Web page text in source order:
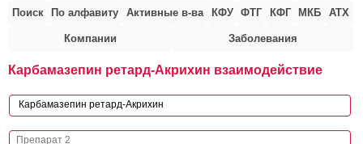
Поиск По алфавиту Активные в-ва КФУ ФТГ КФГ МКБ АТХ
Компании Заболевания
Карбамазепин ретард-Акрихин взаимодействие